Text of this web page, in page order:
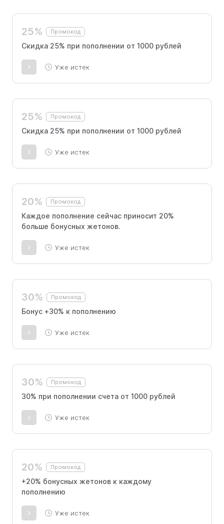
25% Промокод
Скидка 25% при пополнении от 1000 рублей
Уже истек
25% Промокод
Скидка 25% при пополнении от 1000 рублей
Уже истек
20% Промокод
Каждое пополнение сейчас приносит 20%
больше бонусных жетонов.
Уже истек
30% Промокод
Бонус +30% к пополнению
Уже истек
30% Промокод
30% при пополнении счета от 1000 рублей
Уже истек
20% Промокод
+20% бонусных жетонов к каждому
пополнению
Уже истек